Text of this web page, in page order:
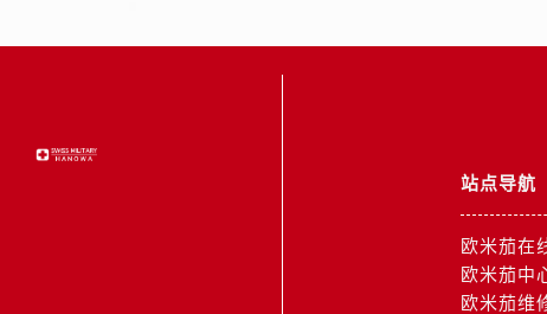
服务中心（需提前预约）
站点导航
欧米茄在
欧米茄中
欧米茄维